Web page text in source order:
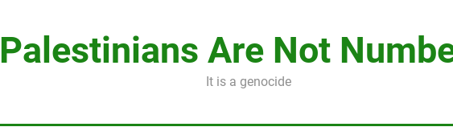
Palestinians Are Not
It is a genocide